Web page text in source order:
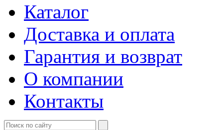
Каталог
Доставка и оплата
Гарантия и возврат
О компании
Контакты